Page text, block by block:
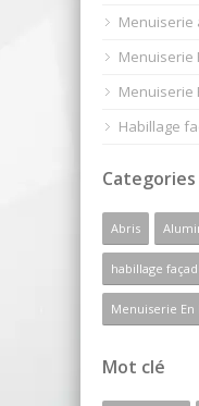
Menuiserie
Menuiserie
Menuiserie
Habillage
Categories
Abris
habillage
Menuiserie En
Mot clé